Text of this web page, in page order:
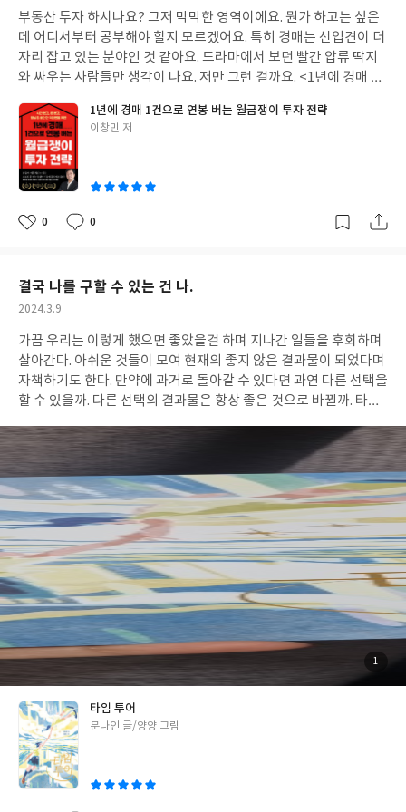
성들이 조금 더 행복해지길 바란다. 그뿐이다. - 저자의 바람은 그 자
체가 용기였을지 모른다. 세상의 고정관념에 목소리를 내기로 결심
하기가 얼마나 어려운 일인가. 무용을 했고, 지금도 발을 걸치고 있
고 이 좁은 여초 세상에서 바늘 같은 뾰족함만 있어도 순식간에 바늘
리 낼 엄두조차 못 하고 있는 나로서는 실로 놀랍다. 이 책을 통해 그
래도 시대는 변하고 있고 사회에는 목소리를 들어줄 이들이 존재하
고 있다는 희망을 느꼈다. 사회의 편견에 맞서기 위해 지금의 현실을
살짝궁 흠집 내보고 싶은 충동을 일으키는 글이었다. 용기가 생겼다.
편견의 흠집들이 상처를 내고 곪아터진 부분에 딱지가 생겨 새 살이
돋을 때면 자신이 원하는 직업을 스스로 찾아 열심히 일하면 인정받
으며 당당히 일한 만큼의 보수를 받는 세상이 되었으면 하는 바람이
일
부동산 투자 하시나요? 그저 막막한 영역이에요. 뭔가 하고는 싶은
데 어디서부터 공부해야 할지 모르겠어요. 특히 경매는 선입견이 더
자리 잡고 있는 분야인 것 같아요. 드라마에서 보던 빨간 압류 딱지
와 싸우는 사람들만 생각이 나요. 저만 그런 걸까요. <1년에 경매 1
를 바라보는 시선이 변했습니다. 투기와 투자는 다르다는 것, 경매
는 법적인 절차를 통해서 물건을 새롭게 가치 있는 것으로 만들어주
는 일임을 알았어요. 초보자들에게 경매 기초와 주의할 점 그리고 대
처 노하우까지 친절히 알려주셨어요. 부동산이나 임차인과의 대화
꿀팁도 있답니다. 이론만 가르쳐 주는 것이 아닌 실제 경매 현장에서
만날 수 있는 문제들을 다루어주셨답니다. 직장 생활하면서 자투리
부동산, 경매 공부를 해보자고 마음을 먹었답니다. 경매가 궁금하신
초보 투자자들께 추천해요. 꼭 한번 읽어보세요. *본 도서의 리뷰는
출판사로부터 책을 제공받아 주관적으로 작성하였습니다. #광고 #
협찬 #도서제공
1년에 경매 1건으로 연봉 버는 월급쟁이 투자 전략
글
이창민 저
좋
0
댓
0
작
결국 나를 구할 수 있는 건 나.
작
일
2024.3.9
가끔 우리는 이렇게 했으면 좋았을걸 하며 지나간 일들을 후회하며
살아간다. 아쉬운 것들이 모여 현재의 좋지 않은 결과물이 되었다며
자책하기도 한다. 만약에 과거로 돌아갈 수 있다면 과연 다른 선택을
할 수 있을까. 다른 선택의 결과물은 항상 좋은 것으로 바뀔까. 타임
는 가족이라는 울타리 안에서 살아가기 위해 자신을 희생해 왔다. 나
자신을 구하기 위해 타임머신을 탔고, 자신이 과거로 돌아감으로써
나타날 나비 효과는 알 수 없었다. 어떠한 선택을 하더라도 고비는
있을 것이고, 결국 중요한 건 인생의 고비를 넘기는 자신의 마음가
짐이 중요한 것이라는 걸 깨닫게 된다. p. 96 어렵더라도 나는 나 자
신을 응원하고 위로하고 사랑해야 한다. 내가 진짜로 원하는 것은 나
자신과 잘 지내는 것이었다. 어른이 된 지금 과거를 돌이켜보며 후회
되는 일들이 수 없이도 많다. 그러나 과거에 갇혀 후회 속에 살아가
기보다는 이제라도 어떠한 마음가짐으로 살아갈 것인가를 생각하
게 된다. 결국 나를 지켜줄 수 있는 건 나 자신 뿐이라는 것, 삶에서
가장 필요한 '나 자신'을 깨닫게 됐다. 자신을 위한 삶을 살아갈 힘이
생겼고, 나를 지키기 위해 어떠한 선택을 하며 살아갈 것인가를 고
민하기도 했다. 지금을 살아갈 자신감을 얻었다. (책장을 덮고 어쩌
면 과거로 돌아간 서정은 어린 서정을 곁에서 지켜내고 좋아하는 과
학 공부를 열심히 해서 자신이 타임머신을 만들어서 스스로를 과거
로 돌려보낸 게 아닌가 하는 엉뚱한 상상을 해봤다.) #청소년소설 #
첨
사
1
타임 투어
글
문나인 글/양양 그림